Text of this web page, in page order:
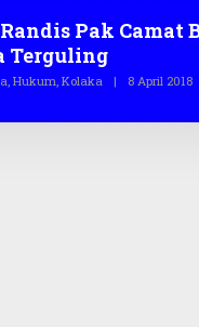
Pak Camat
Terguling
, Hukum, Kolaka | 8 April 2018O
H